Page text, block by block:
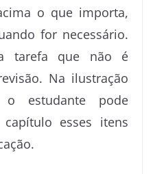
o que importa,
for necessário.
tarefa que não é
Na ilustração
estudante pode
esses itens